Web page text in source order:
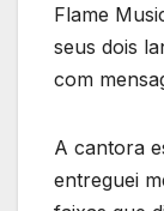
Flame
seus dois
com
A cantora
entreguei